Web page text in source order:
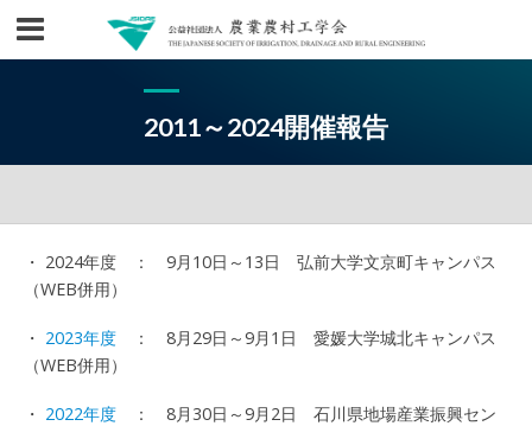
2011～2024開催報告
・ 2024年度 ： 9月10日～13日 弘前大学文京町キャンパス
（WEB併用）
・ 2023年度 ： 8月29日～9月1日 愛媛大学城北キャンパス
（WEB併用）
・ 2022年度 ： 8月30日～9月2日 石川県地場産業振興セン